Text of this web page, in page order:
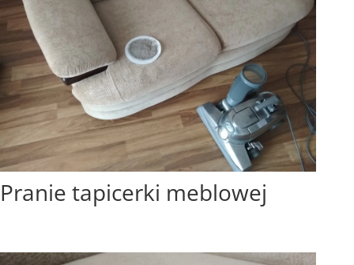
Pranie tapicerki meblowej